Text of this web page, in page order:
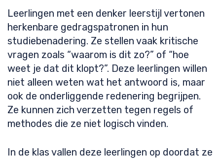
Leerlingen met een denker leerstijl vertonen
herkenbare gedragspatronen in hun
studiebenadering. Ze stellen vaak kritische
vragen zoals “waarom is dit zo?” of “hoe
weet je dat dit klopt?”. Deze leerlingen willen
niet alleen weten wat het antwoord is, maar
ook de onderliggende redenering begrijpen.
Ze kunnen zich verzetten tegen regels of
methodes die ze niet logisch vinden.
In de klas vallen deze leerlingen op doordat ze